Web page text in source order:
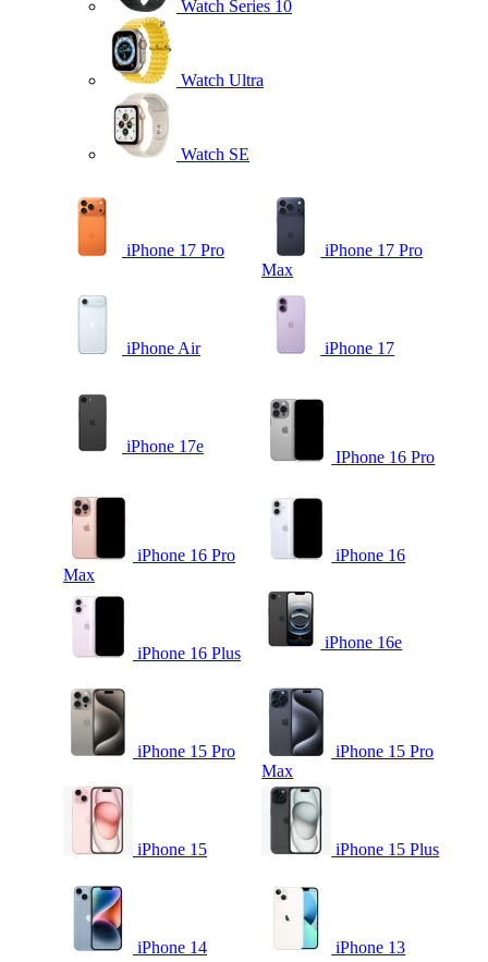
Watch Series 10
Watch Ultra
Watch SE
iPhone 17 Pro
iPhone 17 Pro
Max
iPhone Air iPhone 17
iPhone 17e
IPhone 16 Pro
iPhone 16 Pro
Max
iPhone 16
iPhone 16 Plus
iPhone 16e
iPhone 15 Pro
iPhone 15 Pro
Max
iPhone 15 iPhone 15 Plus
iPhone 14 iPhone 13